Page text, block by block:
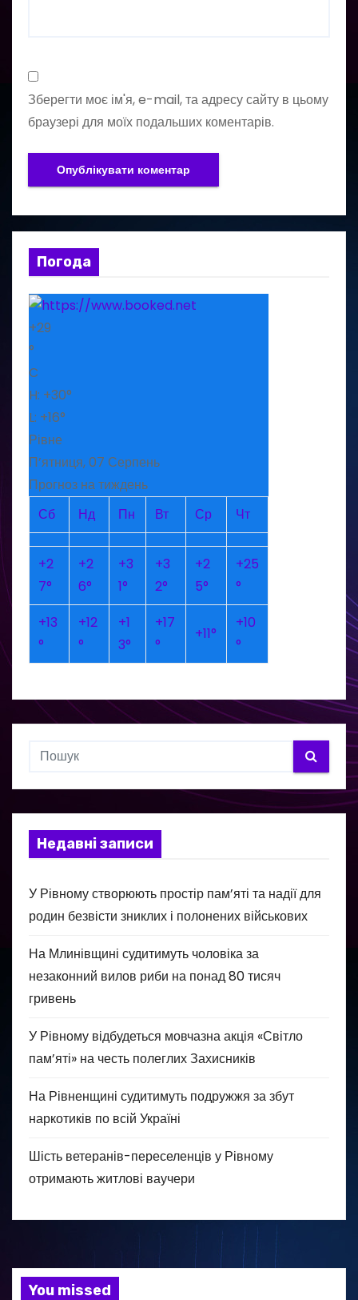
Зберегти моє ім'я, e-mail, та адресу сайту в цьому
браузері для моїх подальших коментарів.
Погода
+29
°
C
H: +30°
L: +16°
Рівне
П’ятниця, 07 Серпень
Прогноз на тиждень
Сб
Нд Пн Вт Ср Чт
+2
7°
+2
6°
+3
1°
+3
2°
+2
5°
+25
°
+13
°
+12
°
+1
3°
+17
°
+11°
+10
°
Недавні записи
У Рівному створюють простір пам’яті та надії для
родин безвісти зниклих і полонених військових
На Млинівщині судитимуть чоловіка за
незаконний вилов риби на понад 80 тисяч
гривень
У Рівному відбудеться мовчазна акція «Світло
пам’яті» на честь полеглих Захисників
На Рівненщині судитимуть подружжя за збут
наркотиків по всій Україні
Шість ветеранів-переселенців у Рівному
отримають житлові ваучери
You missed